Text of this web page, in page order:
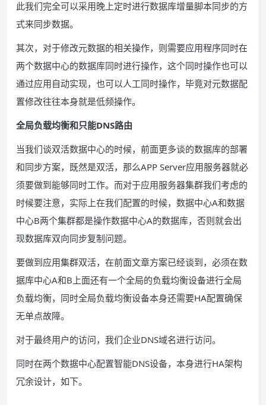
此我们完全可以采用晚上定时进行数据库增量脚本同步的方
式来同步数据。
其次，对于修改元数据的相关操作，则需要应用程序同时在
两个数据中心的数据库同时进行操作，这个同时操作也可以
通过应用自动实现，也可以人工同时操作，毕竟对元数据配
置修改往往本身就是低频操作。
全局负载均衡和只能DNS路由
当我们谈双活数据中心的时候，前面更多谈的数据库的部署
和同步方案，既然是双活，那么APP Server应用服务器就必
须要做到能够同时工作。而对于应用服务器集群我们考虑的
时候要注意，实际上在我们配置的时候，数据中心A和数据
中心B两个集群都是操作数据中心A的数据库，否则就会出
现数据库双向同步复制问题。
要做到应用集群双活，在前面文章方案已经谈到，必须在数
据库中心A和B上面还有一个全局的负载均衡设备进行全局
负载均衡，同时全局负载均衡设备本身还需要HA配置确保
无单点故障。
对于最终用户的访问，我们企业DNS域名进行访问。
同时在两个数据中心配置智能DNS设备，本身进行HA架构
冗余设计，如下。